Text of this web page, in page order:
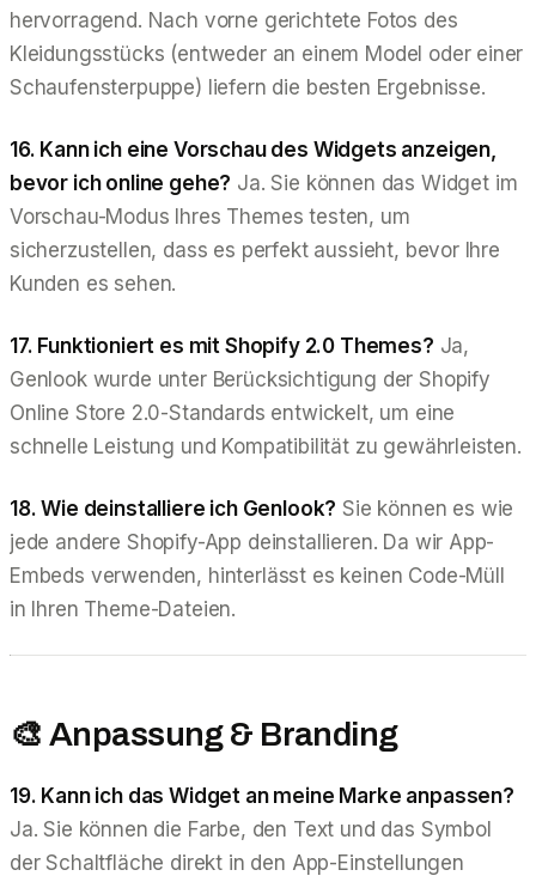
hervorragend. Nach vorne gerichtete Fotos des
Kleidungsstücks (entweder an einem Model oder einer
Schaufensterpuppe) liefern die besten Ergebnisse.
16. Kann ich eine Vorschau des Widgets anzeigen,
bevor ich online gehe? Ja. Sie können das Widget im
Vorschau-Modus Ihres Themes testen, um
sicherzustellen, dass es perfekt aussieht, bevor Ihre
Kunden es sehen.
17. Funktioniert es mit Shopify 2.0 Themes? Ja,
Genlook wurde unter Berücksichtigung der Shopify
Online Store 2.0-Standards entwickelt, um eine
schnelle Leistung und Kompatibilität zu gewährleisten.
18. Wie deinstalliere ich Genlook? Sie können es wie
jede andere Shopify-App deinstallieren. Da wir App-
Embeds verwenden, hinterlässt es keinen Code-Müll
in Ihren Theme-Dateien.
🎨 Anpassung & Branding
19. Kann ich das Widget an meine Marke anpassen?
Ja. Sie können die Farbe, den Text und das Symbol
der Schaltfläche direkt in den App-Einstellungen